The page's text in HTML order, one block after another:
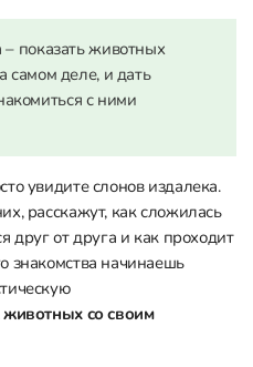
– показать животных
самом деле, и дать
с ними
увидите слонов издалека.
расскажут, как сложилась
друг от друга и как проходит
знакомства начинаешь
животных со своим